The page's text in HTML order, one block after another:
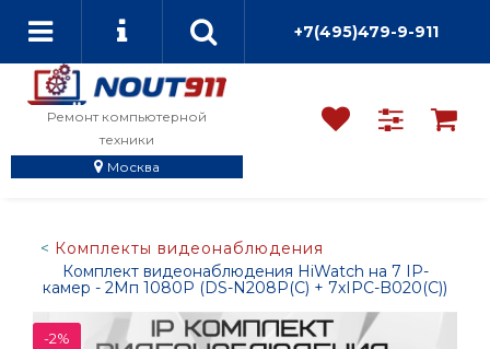
+7(495)479-9-911
Ремонт компьютерной
техники
Москва
Комплекты видеонаблюдения
Комплект видеонаблюдения HiWatch на 7 IP-
камер - 2Мп 1080P (DS-N208P(C) + 7xIPC-B020(C))
-2%